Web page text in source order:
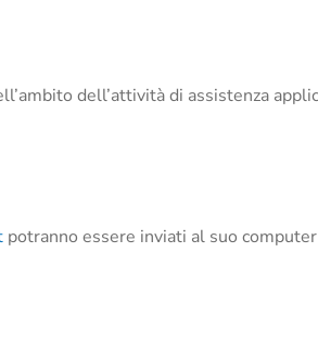
dell’attività di assistenza
potranno essere inviati al suo